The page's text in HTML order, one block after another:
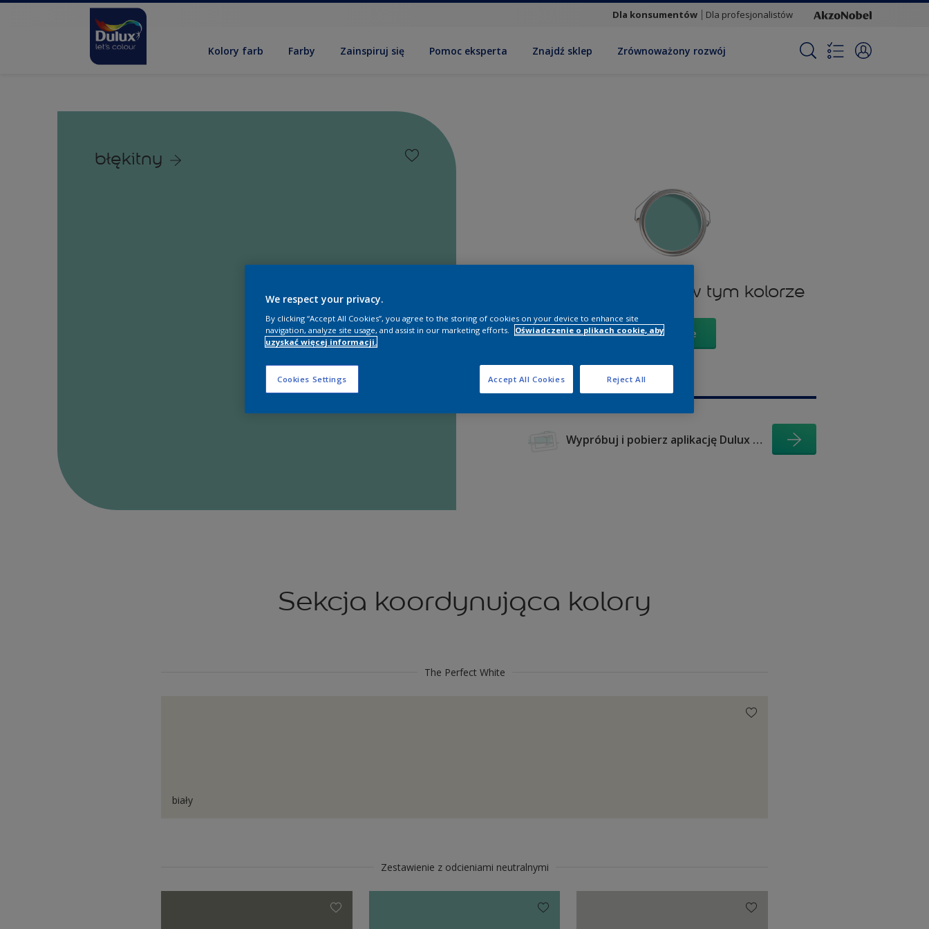
Dla konsumentów Dla profesjonalistów
Kolory farb Farby Zainspiruj się Pomoc eksperta Znajdź sklep Zrównoważony rozwój
błękitny
Znajdź produkty w tym kolorze
Zobacz je
Wypróbuj i pobierz aplikację Dulux Visualizer
Sekcja koordynująca kolory
The Perfect White
biały
Zestawienie z odcieniami neutralnymi
We respect your privacy.
By clicking “Accept All Cookies”, you agree to the storing of cookies on your device to enhance site
navigation, analyze site usage, and assist in our marketing efforts.
Oświadczenie o plikach cookie, aby
uzyskać więcej informacji.
Cookies Settings Reject All
Accept All Cookies